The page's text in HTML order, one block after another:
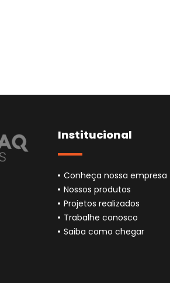
Institucional
Conheça nossa empresa
Nossos produtos
Projetos realizados
Trabalhe conosco
Saiba como chegar